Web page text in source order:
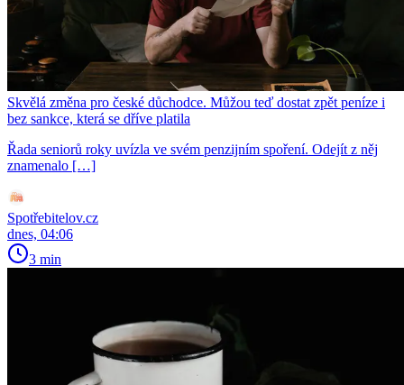
Skvělá změna pro české důchodce. Můžou teď dostat zpět peníze i
bez sankce, která se dříve platila
Řada seniorů roky uvízla ve svém penzijním spoření. Odejít z něj
znamenalo […]
Spotřebitelov.cz
dnes, 04:06
3 min